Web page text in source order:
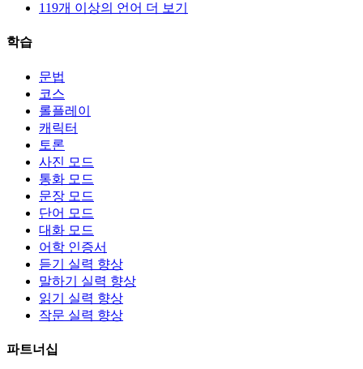
119개 이상의 언어 더 보기
학습
문법
코스
롤플레이
캐릭터
토론
사진 모드
통화 모드
문장 모드
단어 모드
대화 모드
어학 인증서
듣기 실력 향상
말하기 실력 향상
읽기 실력 향상
작문 실력 향상
파트너십